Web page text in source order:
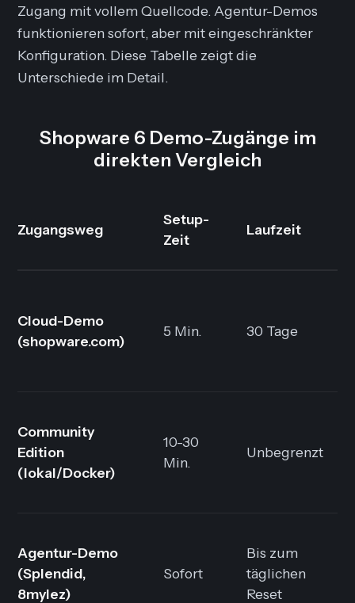
Zugang mit vollem Quellcode. Agentur-Demos
funktionieren sofort, aber mit eingeschränkter
Konfiguration. Diese Tabelle zeigt die
Unterschiede im Detail.
Shopware 6 Demo-Zugänge im
direkten Vergleich
Zugangsweg
Setup-
Zeit
Laufzeit
Cloud-Demo
(shopware.com)
5 Min. 30 Tage
Community
Edition
(lokal/Docker)
10-30
Min.
Unbegrenzt
Agentur-Demo
(Splendid,
8mylez)
Sofort
Bis zum
täglichen
Reset